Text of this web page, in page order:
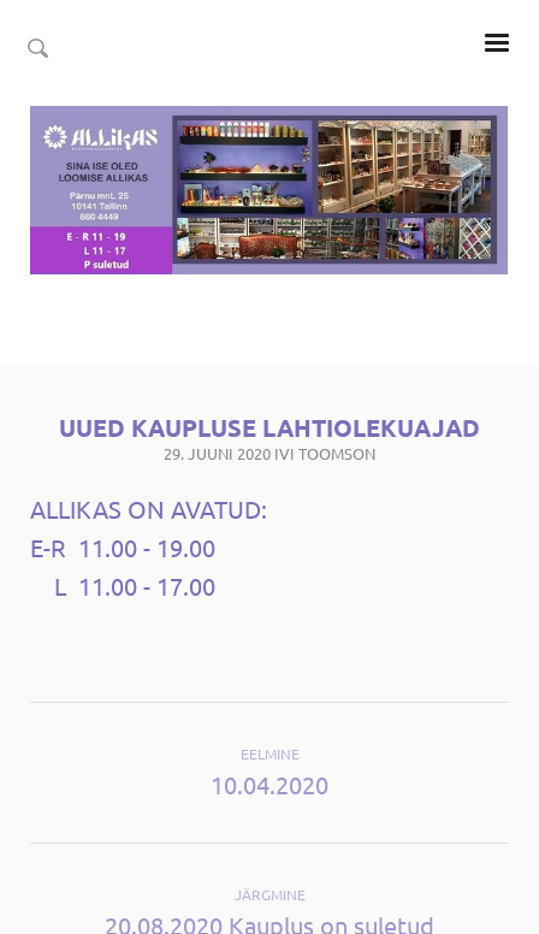
UUED KAUPLUSE LAHTIOLEKUAJAD
29. JUUNI 2020 IVI TOOMSON
ALLIKAS ON AVATUD:
E-R 11.00 - 19.00
L 11.00 - 17.00
EELMINE
10.04.2020
JÄRGMINE
20.08.2020 Kauplus on suletud